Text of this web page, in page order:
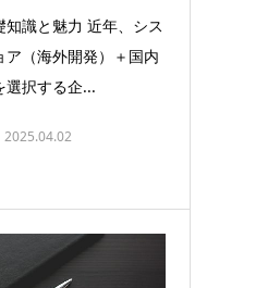
識と魅力 近年、シス
（海外開発）＋国内
選択する企...
2025.04.02